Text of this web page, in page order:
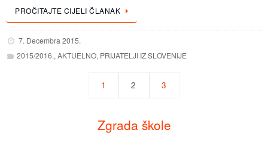
PROČITAJTE CIJELI ČLANAK
7. Decembra 2015.
2015/2016., AKTUELNO, PRIJATELJI IZ SLOVENIJE
1 2 3
Zgrada škole